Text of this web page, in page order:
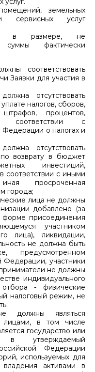
земельных
сервисных услуг
в размере, не
фактически
соответствовать
Заявки для участия в
отсутствовать
налогов, сборов,
процентов,
с
Федерации о налогах и
отсутствовать
возврату в бюджет
инвестиций,
соответствии с иными
просроченная
города;
лица не должны
добавлено (за
форме присоединения
участником
лица), ликвидации,
не должна быть
предусмотренном
Федерации, участники
не должны
индивидуального
отбора - физические
налоговый режим, не
должны являться
лицами, в том числе
государство или
в утверждаемый
Федерации
используемых для
активами в